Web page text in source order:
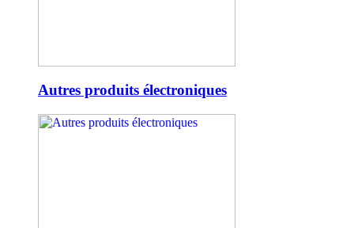
Autres produits électroniques